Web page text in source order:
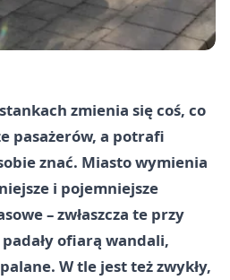
zmienia się coś, co
pasażerów, a potrafi
znać. Miasto wymienia
i pojemniejsze
– zwłaszcza te przy
ofiarą wandali,
W tle jest też zwykły,